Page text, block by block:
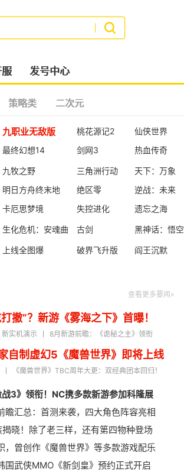
发号中心
策略类 二次元
九职业无敌版 桃花源记2 仙侠世界
最终幻想14 剑网3 热血传奇
九牧之野 三角洲行动 天下：万象
明日方舟终末地 绝区零 逆战：未来
卡厄思梦境 失控进化 遗忘之海
生化危机：安魂曲 古剑 黑神话：悟空
上线全图爆 破界飞升版 阎王沉默
查看更多要闻»
撤”？新游《雾海之下》首曝！
新实机演示 8月新游前瞻：《诡秘之主》领衔
自制虚幻5《魔兽世界》即将上线
《魔兽世界》TBC周年大更：双经典团本回归！
战3》领衔！NC携多款新游参加科隆展
瞻汇总：首测来袭，四大角色阵容亮相
揭晓！除了老三样，还有第四物种登场
，曾创作《魔兽世界》等多款游戏配乐
国武侠MMO《新剑皇》预约正式开启